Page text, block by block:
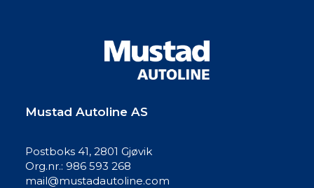
Mustad Autoline AS
Postboks 41, 2801 Gjøvik
Org.nr.: 986 593 268
mail@mustadautoline.com